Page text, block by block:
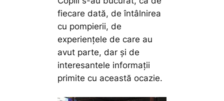
fiecare dată, de întâlnirea
cu pompierii, de
experiențele de care au
avut parte, dar și de
interesantele informații
primite cu această ocazie.